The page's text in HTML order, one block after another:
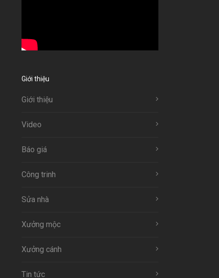
Giới thiệu
Giới thiệu
Video
Báo giá
Công trinh
Sửa nhà
Xưởng mộc
Xưởng cánh
Tin tức